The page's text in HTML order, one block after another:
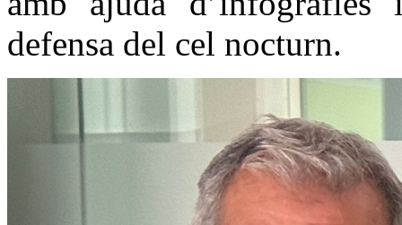
defensa del cel nocturn.